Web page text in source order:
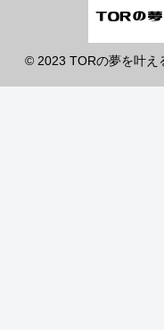
© 2023 TORの夢を叶え